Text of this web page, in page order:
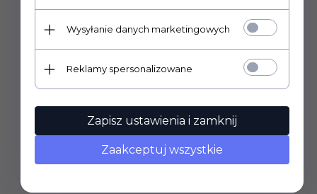
Gry-Panieński Wielozadaniowiec
Prowadzimy wyłącznie sprzedaż hurtową.
Wysyłanie danych marketingowych
Reklamy spersonalizowane
Zapisz ustawienia i zamknij
Zaakceptuj wszystkie